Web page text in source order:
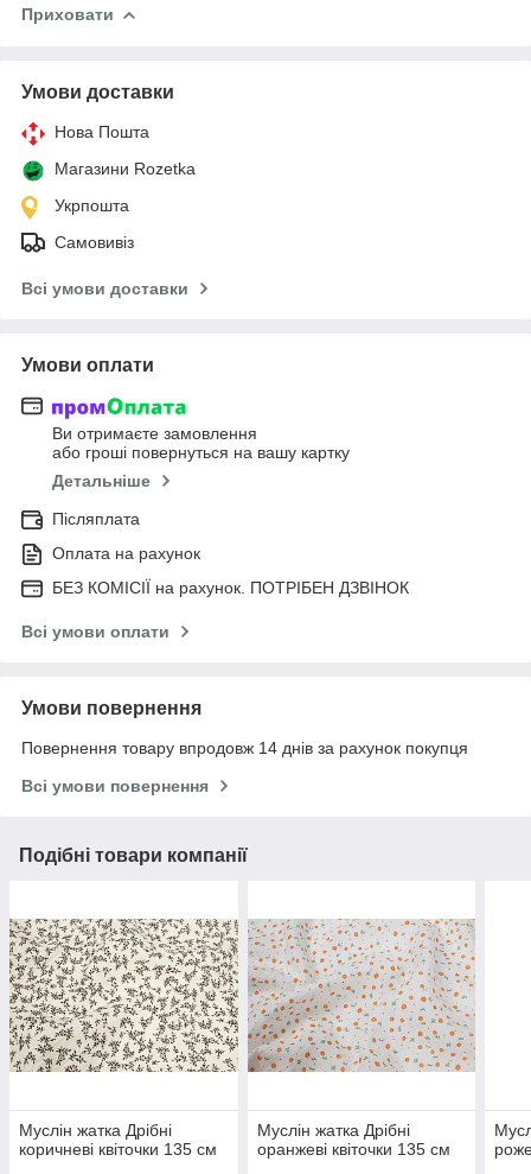
Приховати
Умови доставки
Нова Пошта
Магазини Rozetka
Укрпошта
Самовивіз
Всі умови доставки
Умови оплати
Ви отримаєте замовлення
або гроші повернуться на вашу картку
Детальніше
Післяплата
Оплата на рахунок
БЕЗ КОМІСІЇ на рахунок. ПОТРІБЕН ДЗВІНОК
Всі умови оплати
Умови повернення
Повернення товару впродовж 14 днів за рахунок покупця
Всі умови повернення
Подібні товари компанії
Муслін жатка Дрібні
коричневі квіточки 135 см
Муслін жатка Дрібні
оранжеві квіточки 135 см